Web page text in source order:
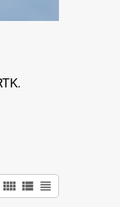
view_comfy view_list view_headline